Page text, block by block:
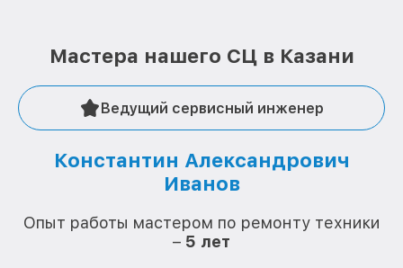
Мастера нашего СЦ в Казани
Ведущий сервисный инженер
Константин Александрович
Иванов
Опыт работы мастером по ремонту техники
– 5 лет